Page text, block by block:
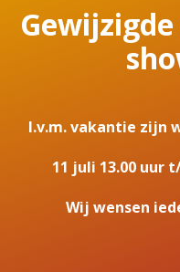
I.v.m. vakantie zijn
11 juli 13.00 uur
Wij wensen